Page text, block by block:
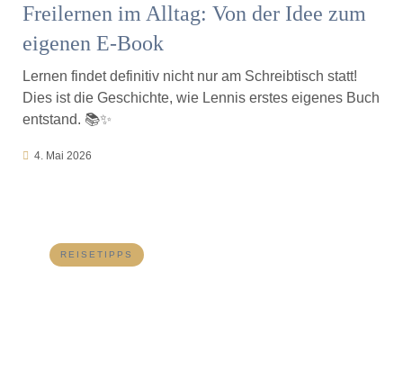
Freilernen im Alltag: Von der Idee zum
eigenen E-Book
Lernen findet definitiv nicht nur am Schreibtisch statt!
Dies ist die Geschichte, wie Lennis erstes eigenes Buch
entstand. 📚✨
4. Mai 2026
REISETIPPS